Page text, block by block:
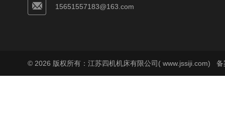
15651557183@163.com
© 2026 版权所有：江苏四机机床有限公司( www.jssiji.com) 备